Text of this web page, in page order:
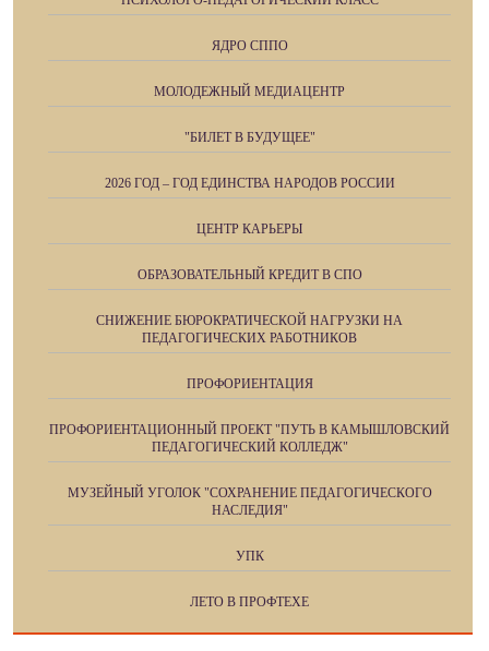
ЯДРО СППО
МОЛОДЕЖНЫЙ МЕДИАЦЕНТР
"БИЛЕТ В БУДУЩЕЕ"
2026 ГОД – ГОД ЕДИНСТВА НАРОДОВ РОССИИ
ЦЕНТР КАРЬЕРЫ
ОБРАЗОВАТЕЛЬНЫЙ КРЕДИТ В СПО
СНИЖЕНИЕ БЮРОКРАТИЧЕСКОЙ НАГРУЗКИ НА
ПЕДАГОГИЧЕСКИХ РАБОТНИКОВ
ПРОФОРИЕНТАЦИЯ
ПРОФОРИЕНТАЦИОННЫЙ ПРОЕКТ "ПУТЬ В КАМЫШЛОВСКИЙ
ПЕДАГОГИЧЕСКИЙ КОЛЛЕДЖ"
МУЗЕЙНЫЙ УГОЛОК "СОХРАНЕНИЕ ПЕДАГОГИЧЕСКОГО
НАСЛЕДИЯ"
УПК
ЛЕТО В ПРОФТЕХЕ